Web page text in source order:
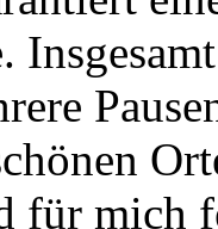
für mich